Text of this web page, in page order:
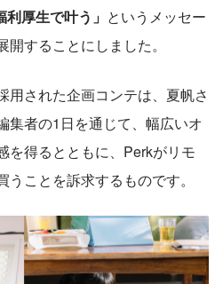
利厚生で叶う」 というメッセー
することにしました。
用された企画コンテは、夏帆さ
集者の1日を通じて、幅広いオ
を得るとともに、Perkがリモ
ことを訴求するものです。